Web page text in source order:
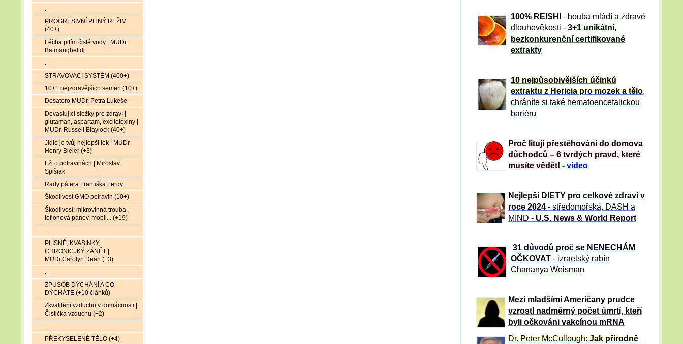
100% REISHI
- houba mládí a zdravé
dlouhověkosti - 3+1 unikátní,
bezkonkurenční certifikované
extrakty
10 nejpůsobivějších účinků
extraktu z Hericia pro mozek a tělo,
chráníte si také hematoencefalickou
bariéru
Proč lituji přestěhování do domova
důchodců – 6 tvrdých pravd, které
musíte vědět! - video
Nejlepší DIETY pro celkové zdraví v
roce 2024 - středomořská, DASH a
MIND - U.S. News & World Report
31 důvod ů proč se NENECHÁM
OČKOVAT - izraelský rabín
Chananya Weisman
Mezi mladšími Američany prudce
vzrostl nadměrný počet úmrtí, kteří
byli očkováni vakcínou mRNA
Dr. Peter McCullough: Jak přírodně
.
PROGRESIVNÍ PITNÝ REŽIM
(40+)
Léčba pitím čisté vody | MUDr.
Batmanghelidj
.
STRAVOVACÍ SYSTÉM (400+)
10+1 nejzdravějších semen (10+)
Desatero MUDr. Petra Lukeše
Devastující složky pro zdraví |
glutaman, aspartam, excitotoxiny |
MUDr. Russell Blaylock (40+)
Jídlo je tvůj nejlepší lék | MUDr.
Henry Bieler (+3)
Lži o potravinách | Miroslav
Spišiak
Rady pátera Františka Ferdy
Škodlivost GMO potravin (10+)
Škodlivost: mikrovlnná trouba,
teflonová pánev, mobil... (+19)
.
PLÍSNĚ, KVASINKY,
CHRONICJKÝ ZÁNĚT |
MUDr.Carolyn Dean (+3)
.
ZPŮSOB DÝCHÁNÍ A CO
DÝCHÁTE (+10 článků)
Zkvalitění vzduchu v domácnosti |
Čistička vzduchu (+2)
.
PŘEKYSELENÉ TĚLO (+4)